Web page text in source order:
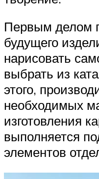
Первым делом
будущего
нарисовать
выбрать из
этого,
необходимых
изготовления
выполняется
элементов